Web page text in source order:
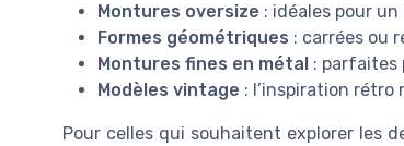
Montures oversize : idéales pour
Formes géométriques : carrées ou
Montures fines en métal : parfaites
Modèles vintage : l’inspiration
Pour celles qui souhaitent explorer les